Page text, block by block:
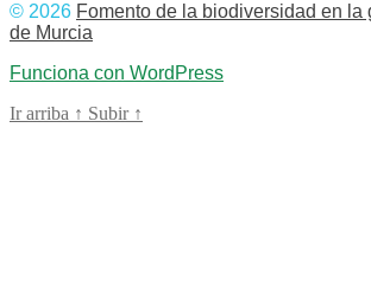
© 2026 Fomento de la biodiversidad en la
de Murcia
Funciona con WordPress
Ir arriba ↑ Subir ↑